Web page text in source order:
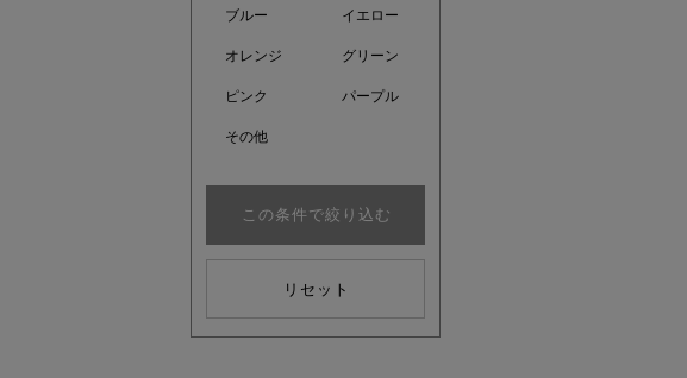
ブルー イエロー
オレンジ グリーン
ピンク パープル
その他
この条件で絞り込む
リセット